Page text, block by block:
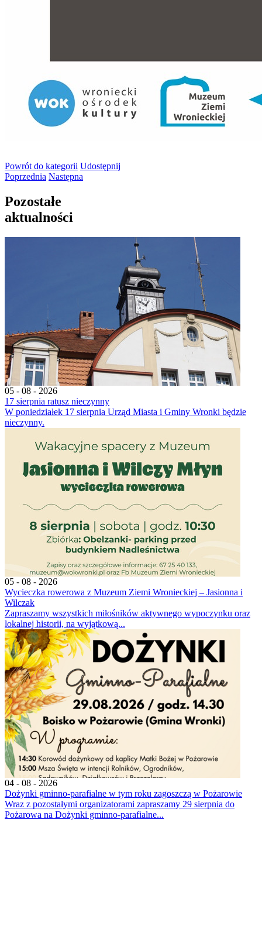
Powrót do kategorii Udostępnij
Poprzednia Następna
Pozostałe
aktualności
05 - 08 - 2026
17 sierpnia ratusz nieczynny
W poniedziałek 17 sierpnia Urząd Miasta i Gminy Wronki będzie
nieczynny.
05 - 08 - 2026
Wycieczka rowerowa z Muzeum Ziemi Wronieckiej – Jasionna i
Wilczak
Zapraszamy wszystkich miłośników aktywnego wypoczynku oraz
lokalnej historii, na wyjątkową...
04 - 08 - 2026
Dożynki gminno-parafialne w tym roku zagoszczą w Pożarowie
Wraz z pozostałymi organizatorami zapraszamy 29 sierpnia do
Pożarowa na Dożynki gminno-parafialne...